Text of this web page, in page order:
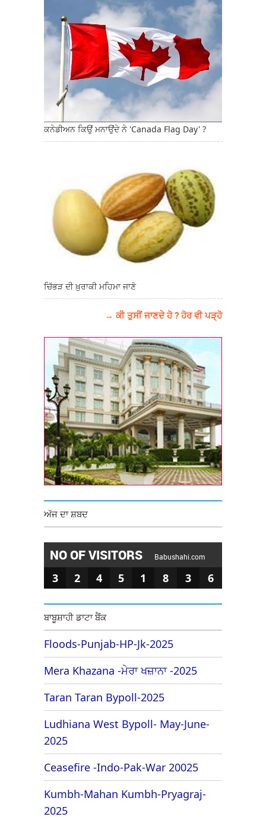
ਕਨੇਡੀਅਨ ਕਿਉਂ ਮਨਾਉਂਦੇ ਨੇ 'Canada Flag Day' ?
ਚਿੱਭੜ ਦੀ ਖ਼ੁਰਾਕੀ ਮਹਿਮਾ ਜਾਣੋ
→ ਕੀ ਤੁਸੀਂ ਜਾਣਦੇ ਹੋ ? ਹੋਰ ਵੀ ਪੜ੍ਹੋ
ਅੱਜ ਦਾ ਸ਼ਬਦ
NO OF VISITORS Babushahi.com
3 2 4 5 1 8 3 6
ਬਾਬੂਸ਼ਾਹੀ ਡਾਟਾ ਬੈਂਕ
Floods-Punjab-HP-Jk-2025
Mera Khazana -ਮੇਰਾ ਖਜ਼ਾਨਾ -2025
Taran Taran Bypoll-2025
Ludhiana West Bypoll- May-June-
2025
Ceasefire -Indo-Pak-War 20025
Kumbh-Mahan Kumbh-Pryagraj-
2025